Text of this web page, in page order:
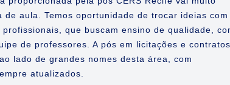
de aula. Temos oportunidade de trocar ideias com
profissionais, que buscam ensino de qualidade,
de professores. A pós em licitações e contratos
lado de grandes nomes desta área, com
atualizados.